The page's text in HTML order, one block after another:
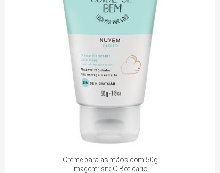
Creme para as mãos com 50g
Imagem: site O Boticário